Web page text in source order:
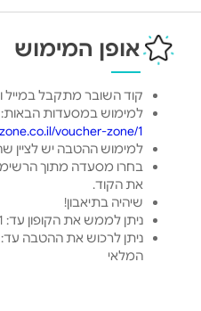
אופן המימוש
קוד השובר מתקבל במייל
למימוש במסעדות הבאות:
voucher-zone/1
למימוש ההטבה יש לציין
בחרו מסעדה מתוך
את הקוד.
שיהיה בתיאבון!
ניתן לממש את הקופון עד: 07/08/2031
המלאי